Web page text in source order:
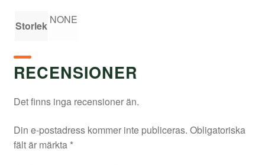
Storlek NONE
RECENSIONER
Det finns inga recensioner än.
Din e-postadress kommer inte publiceras. Obligatoriska
fält är märkta *